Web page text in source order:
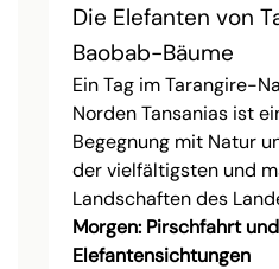
Die Elefanten von
Baobab-Bäume
Ein Tag im Tarangire-
Norden Tansanias ist
Begegnung mit Natur
der vielfältigsten und
Landschaften des
Morgen: Pirschfahrt und
Elefantensichtungen